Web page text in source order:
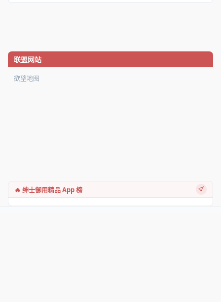
联盟网站
欲望地图
🔥 绅士御用精品 App 榜